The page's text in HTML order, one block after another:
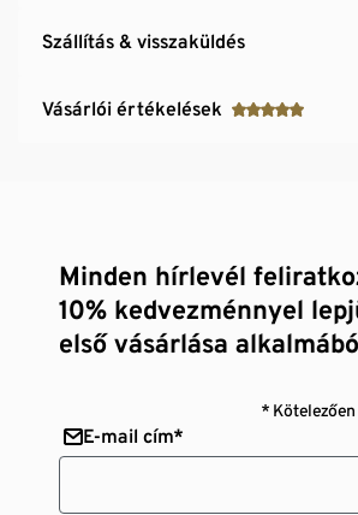
Szállítás & visszaküldés
Vásárlói értékelések
Minden hírlevél
10% kedvezménnyel
első vásárlása
*
E-mail cím*